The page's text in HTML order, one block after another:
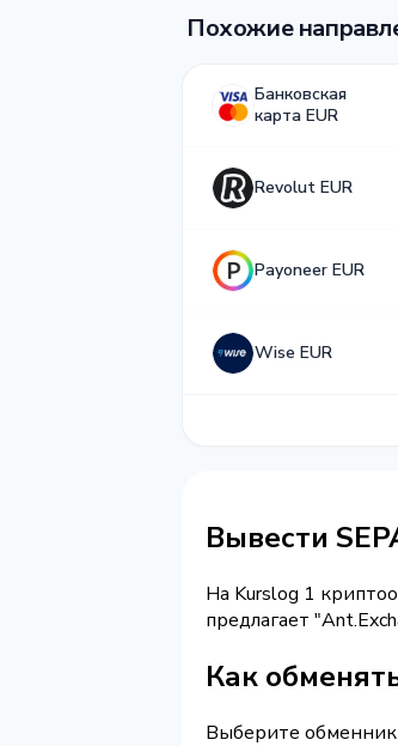
Похожие
Банковская
карта EUR
Revolut EUR
Payoneer EUR
Wise EUR
Вывести
На Kurslog 1
предлагает
Как
Выберите обменник